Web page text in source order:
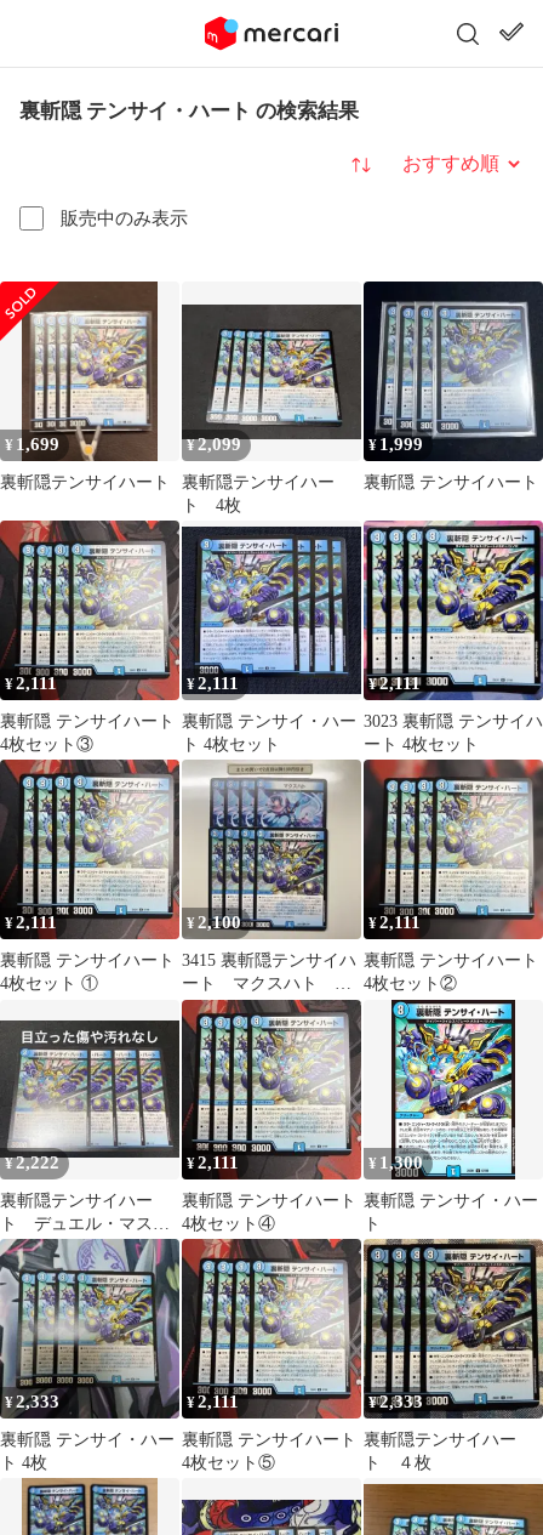
裏斬隠 テンサイ・ハート の検索結果
販売中のみ表示
並び替え
¥ 1,699
裏斬隠テンサイハート
¥2,099
裏斬隠テンサイハー
ト 4枚
¥ 1,999
裏斬隠 テンサイハート
¥2,111
裏斬隠 テンサイハート
4枚セット③
¥2,111
裏斬隠 テンサイ・ハー
ト 4枚セット
¥2,111
3023 裏斬隠 テンサイハ
ート 4枚セット
¥2,111
裏斬隠 テンサイハート
4枚セット ①
¥2,100
3415 裏斬隠テンサイハ
ート マクスハト 計8
枚
¥2,111
裏斬隠 テンサイハート
4枚セット②
¥2,222
裏斬隠テンサイハー
ト デュエル・マスタ
ーズ
¥2,111
裏斬隠 テンサイハート
4枚セット④
¥ 1,300
裏斬隠 テンサイ・ハー
ト
¥2,333
裏斬隠 テンサイ・ハー
ト 4枚
¥2,111
裏斬隠 テンサイハート
4枚セット⑤
¥2,333
裏斬隠テンサイハー
ト ４枚